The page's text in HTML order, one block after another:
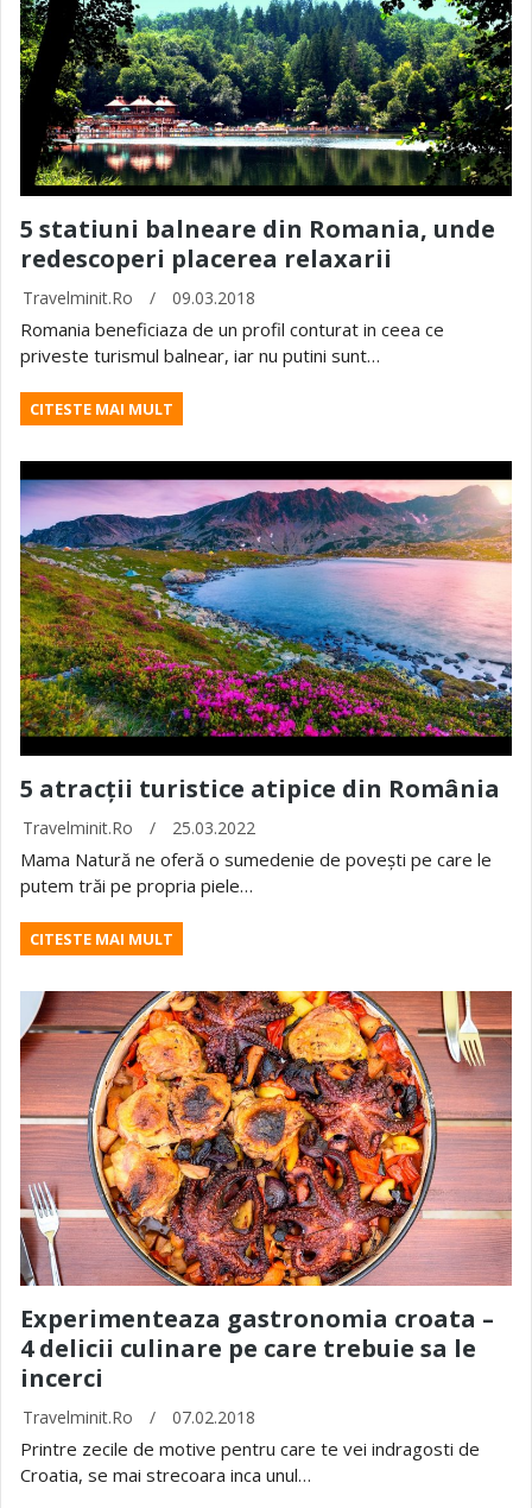
5 statiuni balneare din Romania, unde
redescoperi placerea relaxarii
Travelminit.ro / 09.03.2018
Romania beneficiaza de un profil conturat in ceea ce
priveste turismul balnear, iar nu putini sunt…
CITESTE MAI MULT
5 atracții turistice atipice din România
Travelminit.ro / 25.03.2022
Mama Natură ne oferă o sumedenie de povești pe care le
putem trăi pe propria piele…
CITESTE MAI MULT
Experimenteaza gastronomia croata –
4 delicii culinare pe care trebuie sa le
incerci
Travelminit.ro / 07.02.2018
Printre zecile de motive pentru care te vei indragosti de
Croatia, se mai strecoara inca unul…